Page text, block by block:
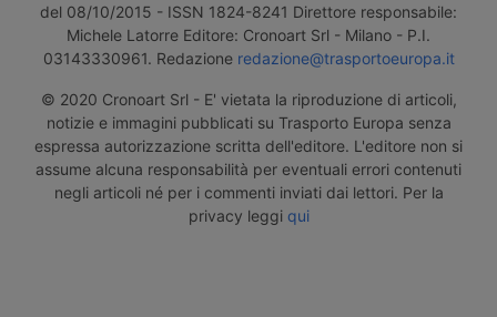
del 08/10/2015 - ISSN 1824-8241 Direttore responsabile:
Michele Latorre Editore: Cronoart Srl - Milano - P.I.
03143330961. Redazione redazione@trasportoeuropa.it
© 2020 Cronoart Srl - E' vietata la riproduzione di articoli,
notizie e immagini pubblicati su Trasporto Europa senza
espressa autorizzazione scritta dell'editore. L'editore non si
assume alcuna responsabilità per eventuali errori contenuti
negli articoli né per i commenti inviati dai lettori. Per la
privacy leggi qui